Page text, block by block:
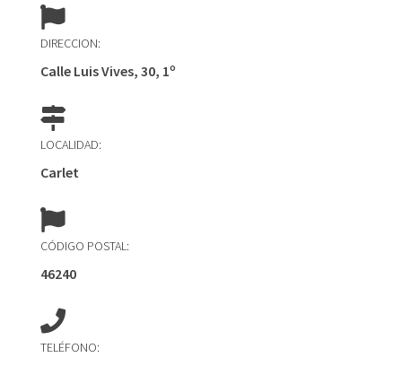
DIRECCION:
Calle Luis Vives, 30, 1º
LOCALIDAD:
Carlet
CÓDIGO POSTAL:
46240
TELÉFONO: